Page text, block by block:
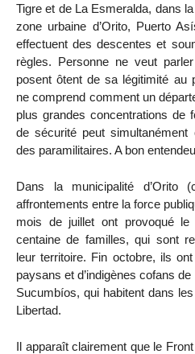
Tigre et de La Esmeralda, dans
zone urbaine d’Orito, Puerto
effectuent des descentes et
règles. Personne ne veut
posent ôtent de sa légitimité au
ne comprend comment un
plus grandes concentrations de
de sécurité peut
des paramilitaires. A bon
Dans la municipalité d’Orito
affrontements entre la force
mois de juillet ont provoqué le
centaine de familles, qui sont
leur territoire. Fin octobre, ils
paysans et d’indigènes cofans
Sucumbíos, qui habitent dans
Libertad.
Il apparaît clairement que le